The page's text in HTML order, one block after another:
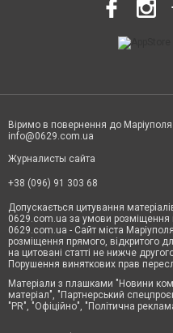
Віримо в повернення до Маріуполя
info@0629.com.ua
Журналисты сайта
+38 (096) 91 303 68
Допускається цитування
0629.com.ua за умови розміщення
0629.com.ua - Сайт міста
розміщення прямого, відкритого
на цитовані статті не нижче
Порушення виняткових прав
Матеріали з плашками "Новини
матеріал", "Партнерський
"PR", "Офіційно", "Політична